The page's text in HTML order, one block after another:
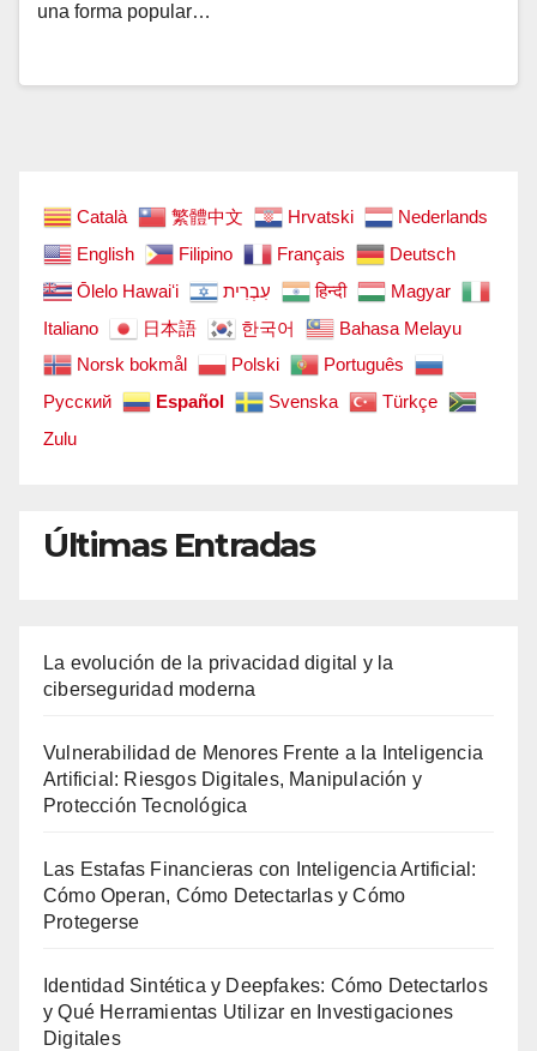
una forma popular…
Català 繁體中文 Hrvatski
Nederlands
English
Filipino Français
Deutsch
Ōlelo Hawaiʻi
עִבְרִית हिन्दी
Magyar
Italiano
日本語 한국어
Bahasa Melayu
Norsk bokmål
Polski
Português
Русский
Español Svenska
Türkçe
Zulu
Últimas Entradas
La evolución de la privacidad digital y la
ciberseguridad moderna
Vulnerabilidad de Menores Frente a la Inteligencia
Artificial: Riesgos Digitales, Manipulación y
Protección Tecnológica
Las Estafas Financieras con Inteligencia Artificial:
Cómo Operan, Cómo Detectarlas y Cómo
Protegerse
Identidad Sintética y Deepfakes: Cómo Detectarlos
y Qué Herramientas Utilizar en Investigaciones
Digitales